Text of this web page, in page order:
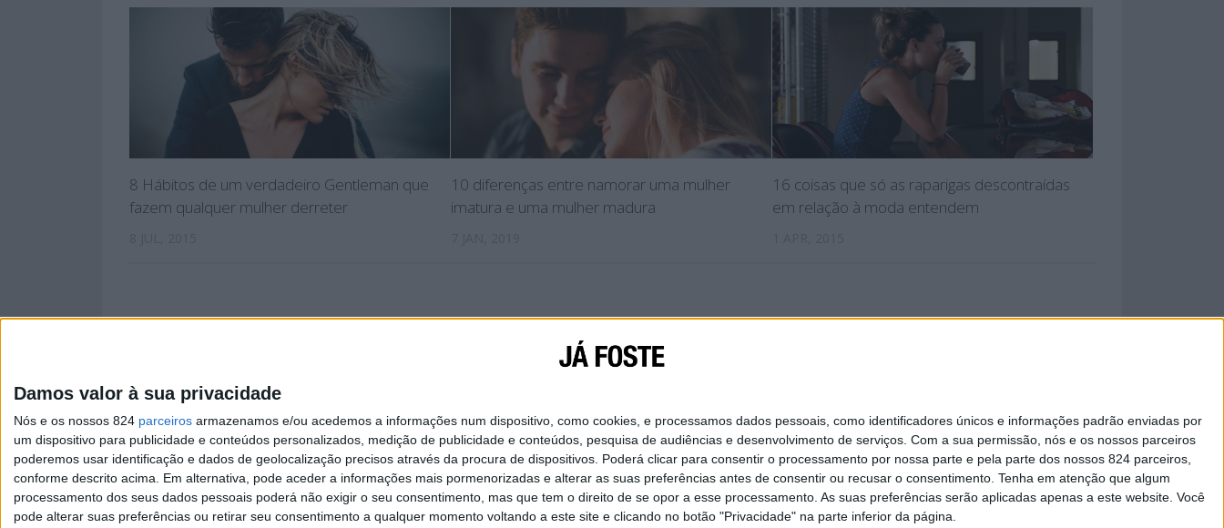
Damos valor à sua privacidade
Nós e os nossos 824 parceiros armazenamos e/ou acedemos a informações num dispositivo, como cookies, e processamos dados pessoais, como identificadores únicos e informações padrão enviadas por
um dispositivo para publicidade e conteúdos personalizados, medição de publicidade e conteúdos, pesquisa de audiências e desenvolvimento de serviços. Com a sua permissão, nós e os nossos parceiros
poderemos usar identificação e dados de geolocalização precisos através da procura de dispositivos. Poderá clicar para consentir o processamento por nossa parte e pela parte dos nossos 824 parceiros,
conforme descrito acima. Em alternativa, pode aceder a informações mais pormenorizadas e alterar as suas preferências antes de consentir ou recusar o consentimento. Tenha em atenção que algum
processamento dos seus dados pessoais poderá não exigir o seu consentimento, mas que tem o direito de se opor a esse processamento. As suas preferências serão aplicadas apenas a este website. Você
pode alterar suas preferências ou retirar seu consentimento a qualquer momento voltando a este site e clicando no botão "Privacidade" na parte inferior da página.
8 Hábitos de um verdadeiro Gentleman que
fazem qualquer mulher derreter
10 diferenças entre namorar uma mulher
imatura e uma mulher madura
16 coisas que só as raparigas descontraídas
em relação à moda entendem
Copyright © Já Foste. 2025